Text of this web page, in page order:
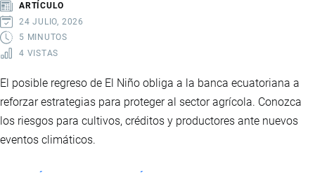
TENDRÁN
ARANCEL
0
Y
CÓMO
IMPACTARÁ
ARTÍCULO
24 JULIO, 2026
5 MINUTOS
4 VISTAS
El posible regreso de El Niño obliga a la banca ecuatoriana a
reforzar estrategias para proteger al sector agrícola. Conozca
los riesgos para cultivos, créditos y productores ante nuevos
eventos climáticos.